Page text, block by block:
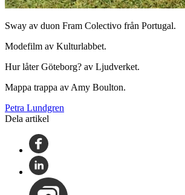
Sway av duon Fram Colectivo från Portugal.
Modefilm av Kulturlabbet.
Hur låter Göteborg? av Ljudverket.
Mappa trappa av Amy Boulton.
Petra Lundgren
Dela artikel